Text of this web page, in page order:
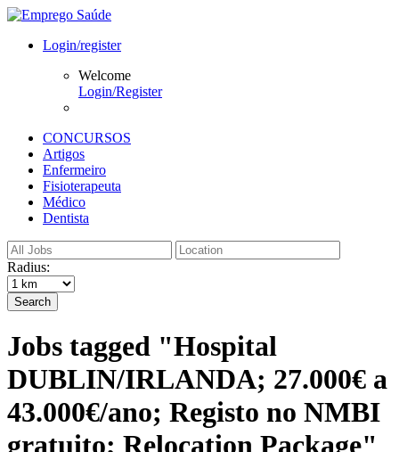
Login/register
Welcome
Login/Register
CONCURSOS
Artigos
Enfermeiro
Fisioterapeuta
Médico
Dentista
Radius:
Search
Jobs tagged "Hospital
DUBLIN/IRLANDA; 27.000€ a
43.000€/ano; Registo no NMBI
gratuito; Relocation Package"